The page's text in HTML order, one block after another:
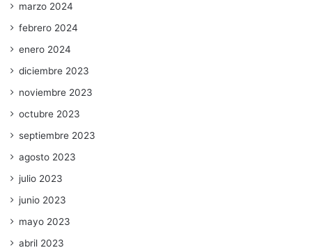
marzo 2024
febrero 2024
enero 2024
diciembre 2023
noviembre 2023
octubre 2023
septiembre 2023
agosto 2023
julio 2023
junio 2023
mayo 2023
abril 2023